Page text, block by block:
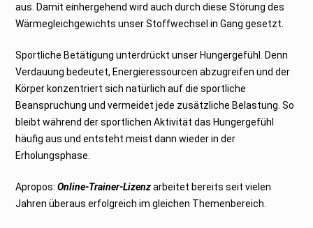
aus. Damit einhergehend wird auch durch diese Störung des
Wärmegleichgewichts unser Stoffwechsel in Gang gesetzt.
Sportliche Betätigung unterdrückt unser Hungergefühl. Denn
Verdauung bedeutet, Energieressourcen abzugreifen und der
Körper konzentriert sich natürlich auf die sportliche
Beanspruchung und vermeidet jede zusätzliche Belastung. So
bleibt während der sportlichen Aktivität das Hungergefühl
häufig aus und entsteht meist dann wieder in der
Erholungsphase.
Apropos:Online-Trainer-Lizenz arbeitet bereits seit vielen
Jahren überaus erfolgreich im gleichen Themenbereich.